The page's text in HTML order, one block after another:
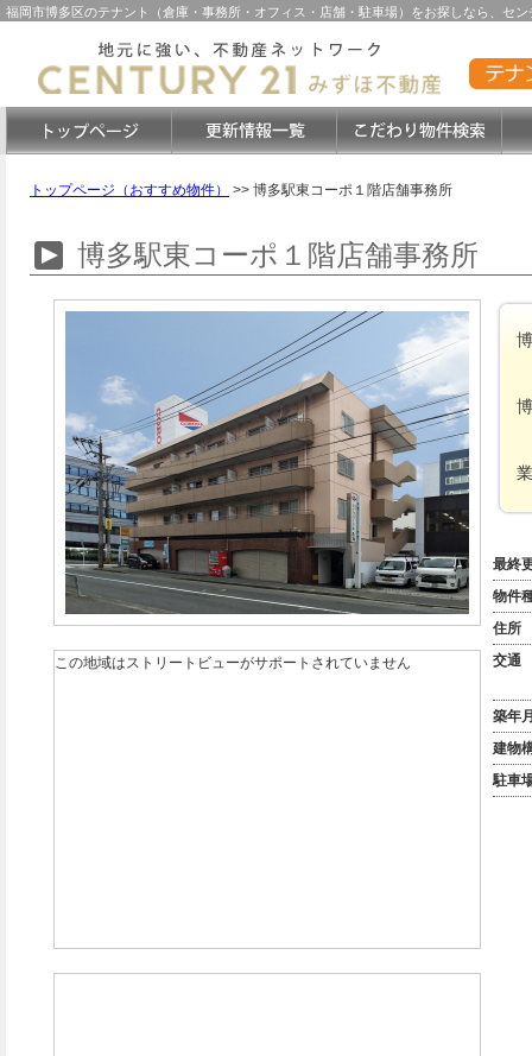
福岡市博多区のテナント（倉庫・事務所・オフィス・店舗・駐車場）をお探しなら、セ
トップページ（おすすめ物件） >> 博多駅東コーポ１階店舗事務所
博多駅東コーポ１階店舗事務所
この地域はストリートビューがサポートされていません
最終
物件
住所
交通
築年
建物
駐車